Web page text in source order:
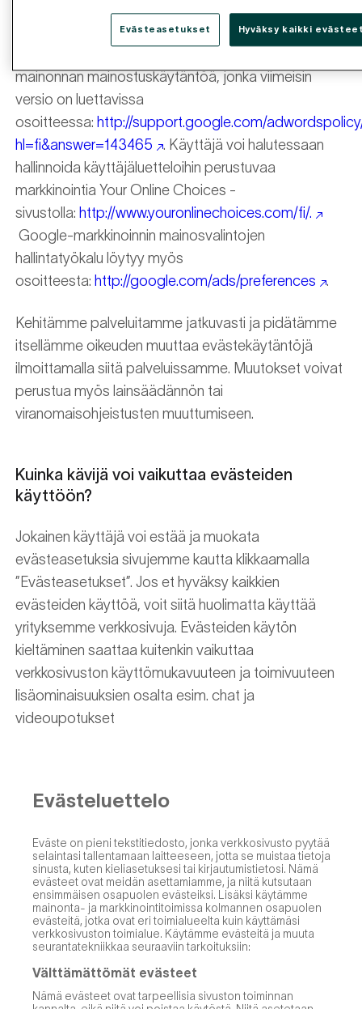
käytetyistä käyttäjäevästeistä laadittuja listoja.
Käyttäjäluetteloihin perustuvassa markkinoinnissa
mainonnan mainostuskäytäntöä, jonka viimeisin
versio on luettavissa
osoitteessa: http://support.google.com/
hl=fi&answer=143465
. Käyttäjä voi halutessaan
hallinnoida käyttäjäluetteloihin perustuvaa
markkinointia Your Online Choices -
sivustolla: http://www.youronlinechoices.com/fi/.
Google-markkinoinnin mainosvalintojen
hallintatyökalu löytyy myös
osoitteesta: http://google.com/ads/preferences .
Kehitämme palveluitamme jatkuvasti ja pidätämme
itsellämme oikeuden muuttaa evästekäytäntöjä
ilmoittamalla siitä palveluissamme. Muutokset voivat
perustua myös lainsäädännön tai
viranomaisohjeistusten muuttumiseen.
Kuinka kävijä voi vaikuttaa evästeiden
käyttöön?
Jokainen käyttäjä voi estää ja muokata
evästeasetuksia sivujemme kautta klikkaamalla
”Evästeasetukset”. Jos et hyväksy kaikkien
evästeiden käyttöä, voit siitä huolimatta käyttää
yrityksemme verkkosivuja. Evästeiden käytön
kieltäminen saattaa kuitenkin vaikuttaa
verkkosivuston käyttömukavuuteen ja toimivuuteen
lisäominaisuuksien osalta esim. chat ja
videoupotukset
Evästeluettelo
Eväste on pieni tekstitiedosto, jonka verkkosivusto pyytää
selaintasi tallentamaan laitteeseen, jotta se muistaa tietoja
sinusta, kuten kieliasetuksesi tai kirjautumistietosi. Nämä
evästeet ovat meidän asettamiamme, ja niitä kutsutaan
ensimmäisen osapuolen evästeiksi. Lisäksi käytämme
mainonta- ja markkinointitoimissa kolmannen osapuolen
evästeitä, jotka ovat eri toimialueelta kuin käyttämäsi
verkkosivuston toimialue. Käytämme evästeitä ja muuta
seurantatekniikkaa seuraaviin tarkoituksiin:
Välttämättömät evästeet
Nämä evästeet ovat tarpeellisia sivuston toiminnan
Evästeasetukset Hyväksy kaikki